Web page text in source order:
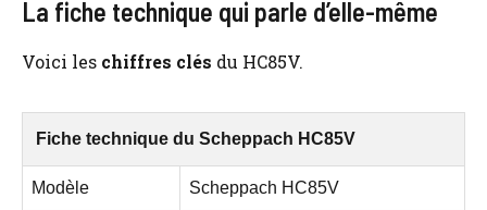
La fiche technique qui parle d’elle-même
Voici les chiffres clés du HC85V.
Fiche technique du Scheppach HC85V
Modèle Scheppach HC85V